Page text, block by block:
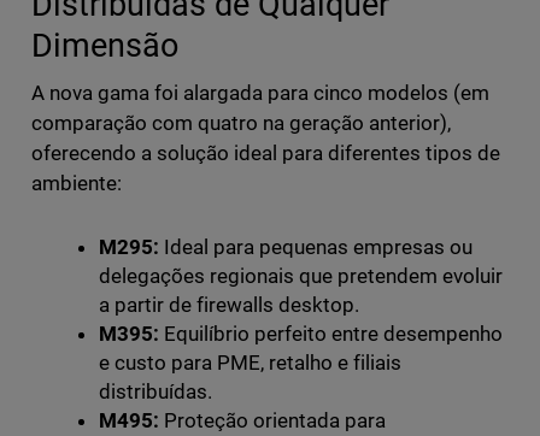
Dimensão
A nova gama foi alargada para cinco modelos (em
comparação com quatro na geração anterior),
oferecendo a solução ideal para diferentes tipos de
ambiente:
M295: Ideal para pequenas empresas ou
delegações regionais que pretendem evoluir
a partir de firewalls desktop.
M395: Equilíbrio perfeito entre desempenho
e custo para PME, retalho e filiais
distribuídas.
M495: Proteção orientada para